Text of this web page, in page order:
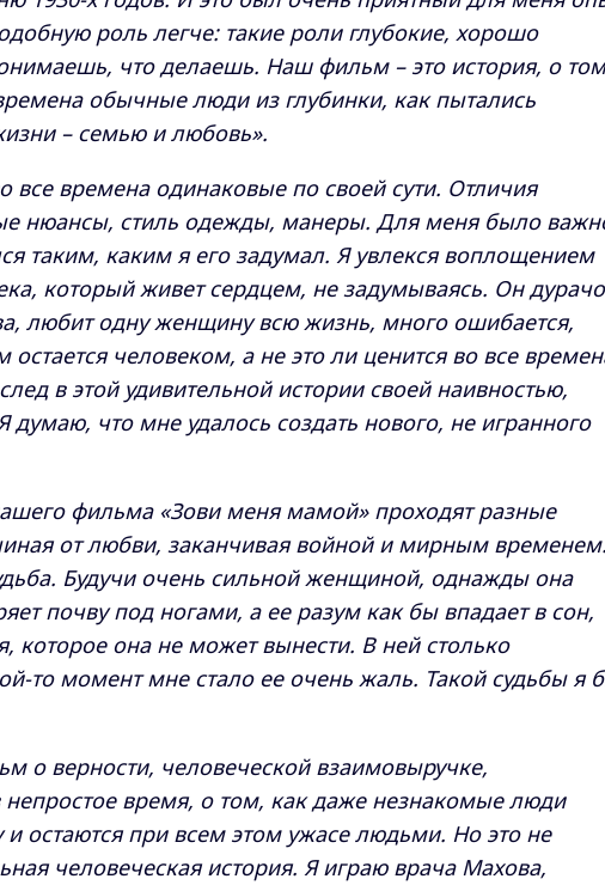
роль легче: такие роли глубокие, хорошо
что делаешь. Наш фильм – это история, о
обычные люди из глубинки, как пытались
– семью и любовь».
все времена одинаковые по своей сути. Отличия
нюансы, стиль одежды, манеры. Для меня было
таким, каким я его задумал. Я увлекся воплощением
который живет сердцем, не задумываясь. Он
любит одну женщину всю жизнь, много ошибается,
остается человеком, а не это ли ценится во все
в этой удивительной истории своей наивностью,
что мне удалось создать нового, не игранного
фильма «Зови меня мамой» проходят разные
от любви, заканчивая войной и мирным
Будучи очень сильной женщиной, однажды она
почву под ногами, а ее разум как бы впадает в сон,
которое она не может вынести. В ней столько
то момент мне стало ее очень жаль. Такой судьбы я
о верности, человеческой взаимовыручке,
время, о том, как даже незнакомые люди
и остаются при всем этом ужасе людьми. Но это не
человеческая история. Я играю врача Махова,